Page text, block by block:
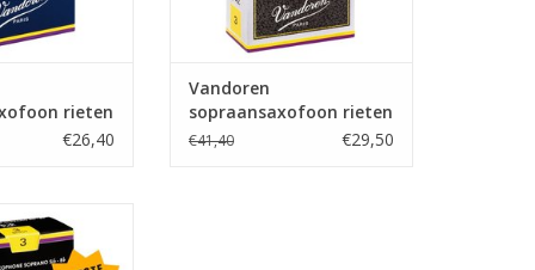
rieten
€26,40
Vandoren
sopraansaxofoon rieten
V12
€41,40 €29,50
Jazz